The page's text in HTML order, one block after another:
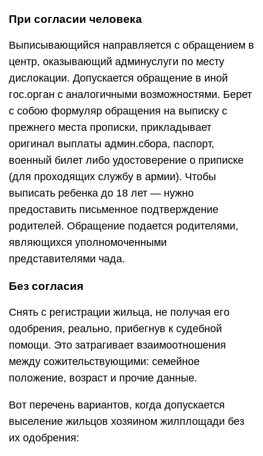
При согласии человека
Выписывающийся направляется с обращением в
центр, оказывающий админуслуги по месту
дислокации. Допускается обращение в иной
гос.орган с аналогичными возможностями. Берет
с собою формуляр обращения на выписку с
прежнего места прописки, прикладывает
оригинал выплаты админ.сбора, паспорт,
военный билет либо удостоверение о приписке
(для проходящих службу в армии). Чтобы
выписать ребенка до 18 лет — нужно
предоставить письменное подтверждение
родителей. Обращение подается родителями,
являющихся уполномоченными
представителями чада.
Без согласия
Снять с регистрации жильца, не получая его
одобрения, реально, прибегнув к судебной
помощи. Это затрагивает взаимоотношения
между сожительствующими: семейное
положение, возраст и прочие данные.
Вот перечень вариантов, когда допускается
выселение жильцов хозяином жилплощади без
их одобрения: